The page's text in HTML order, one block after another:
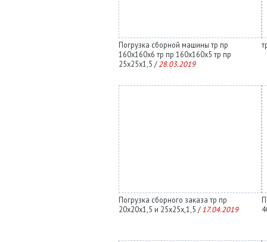
Погрузка сборной машины тр пр
160х160х6 тр пр 160х160х5 тр пр
25х25х1,5 / 28.03.2019
Погрузка сборного заказа тр пр
20х20х1,5 и 25х25х,1,5 / 17.04.2019